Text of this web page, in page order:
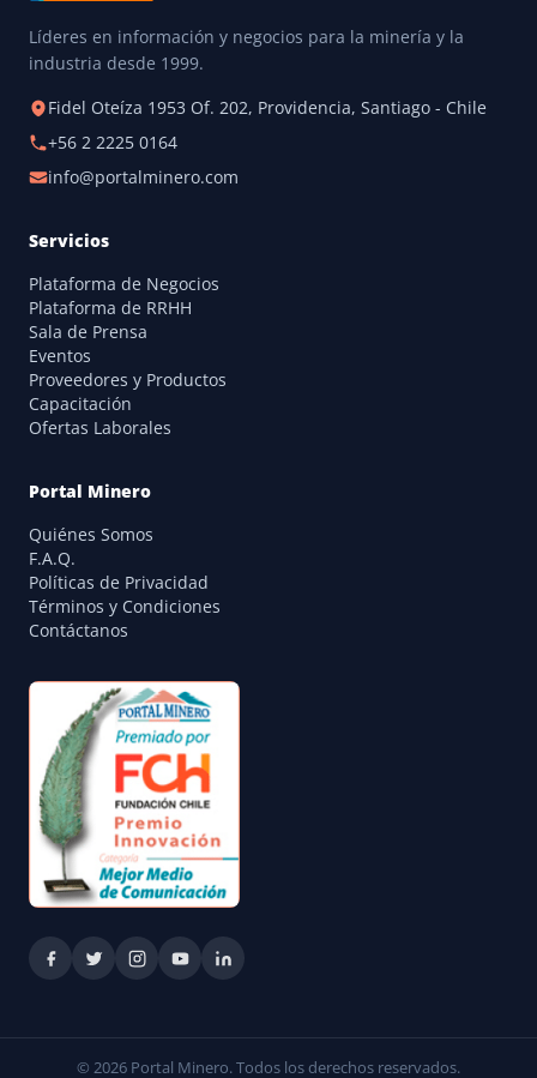
Líderes en información y negocios para la minería y la
industria desde 1999.
Fidel Oteíza 1953 Of. 202, Providencia, Santiago - Chile
+56 2 2225 0164
info@portalminero.com
Servicios
Plataforma de Negocios
Plataforma de RRHH
Sala de Prensa
Eventos
Proveedores y Productos
Capacitación
Ofertas Laborales
Portal Minero
Quiénes Somos
F.A.Q.
Políticas de Privacidad
Términos y Condiciones
Contáctanos
© 2026 Portal Minero. Todos los derechos reservados.